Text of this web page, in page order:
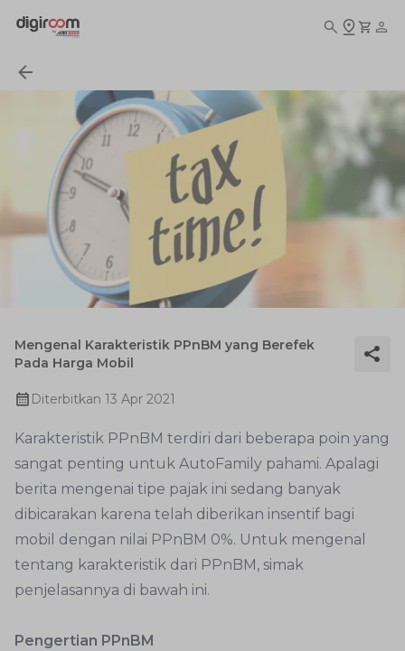
Mengenal Karakteristik PPnBM yang Berefek
Pada Harga Mobil
Diterbitkan 13 Apr 2021
Karakteristik PPnBM terdiri dari beberapa poin yang
sangat penting untuk AutoFamily pahami. Apalagi
berita mengenai tipe pajak ini sedang banyak
dibicarakan karena telah diberikan insentif bagi
mobil dengan nilai PPnBM 0%. Untuk mengenal
tentang karakteristik dari PPnBM, simak
penjelasannya di bawah ini.
Pengertian PPnBM